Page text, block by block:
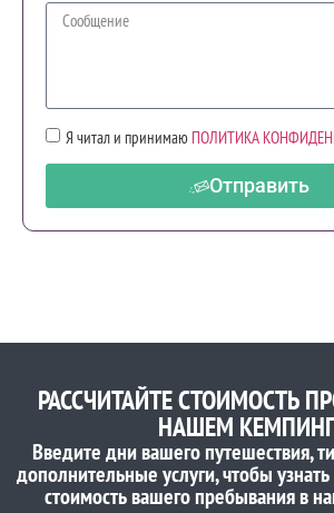
Я читал и принимаю ПОЛИТИКА
Отправить
РАССЧИТАЙТЕ СТОИМОСТЬ
НАШЕМ
Введите дни вашего путешествия,
дополнительные услуги, чтобы
стоимость вашего пребывания в